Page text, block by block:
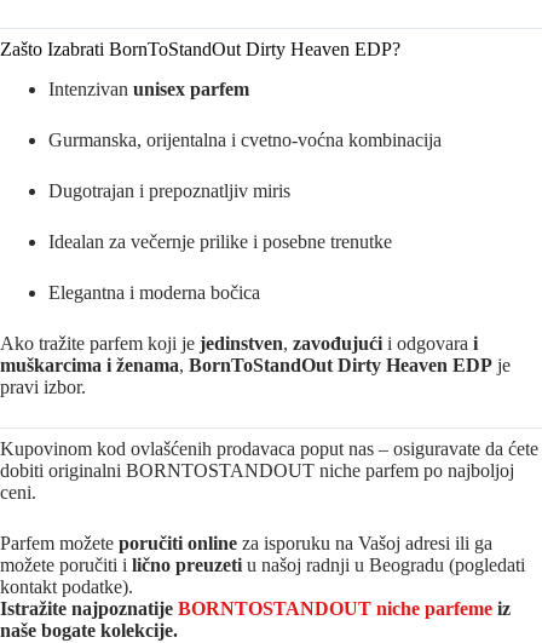
Zašto Izabrati BornToStandOut Dirty Heaven EDP?
Intenzivan unisex parfem
Gurmanska, orijentalna i cvetno-voćna kombinacija
Dugotrajan i prepoznatljiv miris
Idealan za večernje prilike i posebne trenutke
Elegantna i moderna bočica
Ako tražite parfem koji je jedinstven, zavođujući i odgovara i
muškarcima i ženama, BornToStandOut Dirty Heaven EDP je
pravi izbor.
Kupovinom kod ovlašćenih prodavaca poput nas – osiguravate da ćete
dobiti originalni BORNTOSTANDOUT niche parfem po najboljoj
ceni.
Parfem možete poručiti online za isporuku na Vašoj adresi ili ga
možete poručiti i lično preuzeti u našoj radnji u Beogradu (pogledati
kontakt podatke).
Istražite najpoznatije BORNTOSTANDOUT niche parfeme iz
naše bogate kolekcije.